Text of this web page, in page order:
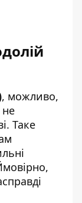
, можливо,
не
Таке